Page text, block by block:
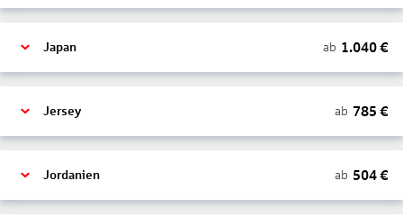
Japan ab 1.040€
Jersey ab 785 €
Jordanien ab 504€